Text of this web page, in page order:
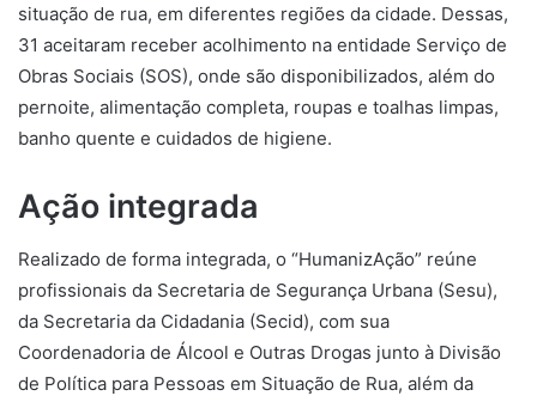
situação de rua, em diferentes regiões da cidade. Dessas,
31 aceitaram receber acolhimento na entidade Serviço de
Obras Sociais (SOS), onde são disponibilizados, além do
pernoite, alimentação completa, roupas e toalhas limpas,
banho quente e cuidados de higiene.
Ação integrada
Realizado de forma integrada, o “HumanizAção” reúne
profissionais da Secretaria de Segurança Urbana (Sesu),
da Secretaria da Cidadania (Secid), com sua
Coordenadoria de Álcool e Outras Drogas junto à Divisão
de Política para Pessoas em Situação de Rua, além da